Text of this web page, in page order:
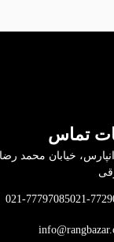
تماس
021-
021-77797085